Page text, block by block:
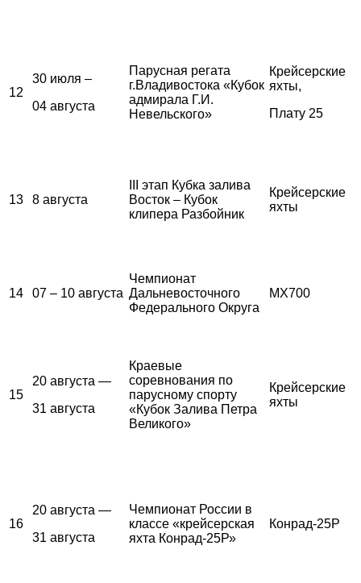
12
30 июля –
04 августа
Парусная регата
г.Владивостока «Кубок
адмирала Г.И.
Невельского»
Крейсерские
яхты,
Плату 25
13 8 августа
III этап Кубка залива
Восток – Кубок
клипера Разбойник
Крейсерские
яхты
14 07 – 10 августа
Чемпионат
Дальневосточного
Федерального Округа
MX700
15
20 августа —
31 августа
Краевые
соревнования по
парусному спорту
«Кубок Залива Петра
Великого»
Крейсерские
яхты
16
20 августа —
31 августа
Чемпионат России в
классе «крейсерская
яхта Конрад-25Р»
Конрад-25Р